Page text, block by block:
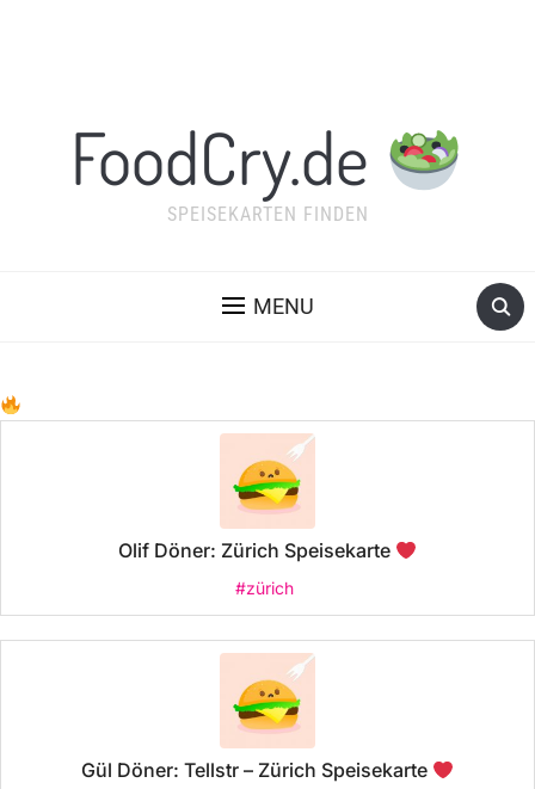
FoodCry.de
SPEISEKARTEN FINDEN
MENU
Olif Döner: Zürich Speisekarte
#zürich
Gül Döner: Tellstr – Zürich Speisekarte